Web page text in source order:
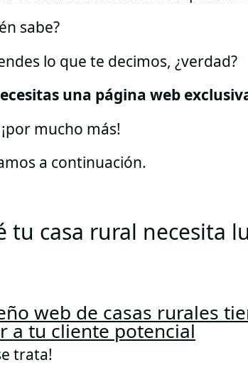
sabe?
lo que te decimos, ¿verdad?
una página web
mucho más!
a continuación.
tu casa rural necesita
web de casas rurales
a tu cliente potencial
trata!